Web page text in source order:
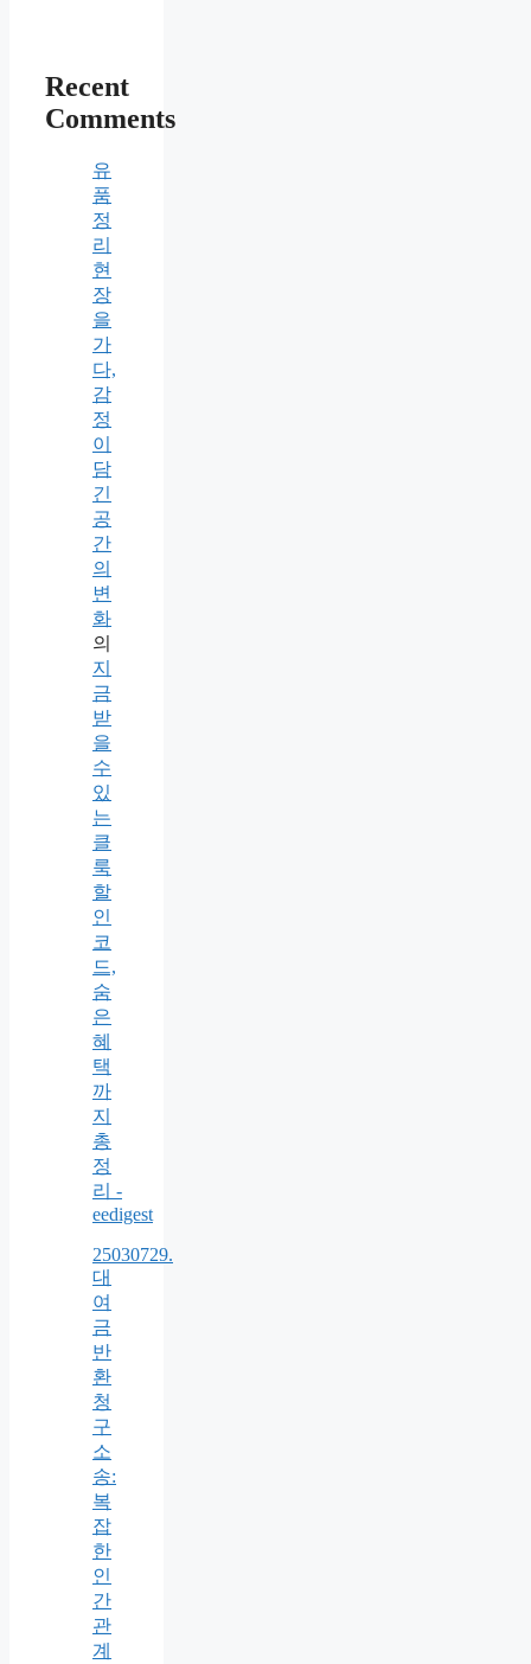
Recent
Comments
유
품
정
리
현
장
을
가
다,
감
정
이
담
긴
공
간
의
변
화
의
지
금
받
을
수
있
는
클
룩
할
인
코
드,
숨
은
혜
택
까
지
총
정
리 -
eedigest
25030729.
대
여
금
반
환
청
구
소
송:
복
잡
한
인
간
관
계